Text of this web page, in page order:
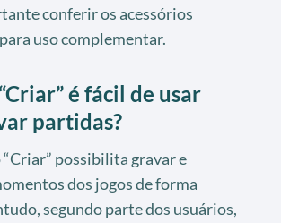
conferir os acessórios
uso complementar.
é fácil de usar
partidas?
possibilita gravar e
dos jogos de forma
segundo parte dos usuários,